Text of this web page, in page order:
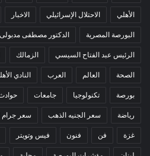
الأهلي الاحتلال الإسرائيلي الاخبار
البورصة المصرية الدكتور مصطفى مدبولى
الرئيس عبد الفتاح السيسي الزمالك
الصحة العالم العرب النادي
بورصة تكنولوجيا جامعات
رياضة سعر الجنيه الذهب سعر جرام
غزة فن فنون فيس وتويتر